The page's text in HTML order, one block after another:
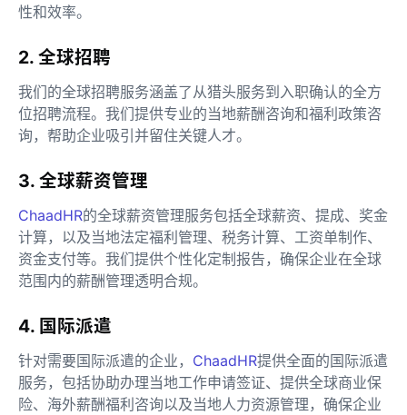
性和效率。
2. 全球招聘
我们的全球招聘服务涵盖了从猎头服务到入职确认的全方
位招聘流程。我们提供专业的当地薪酬咨询和福利政策咨
询，帮助企业吸引并留住关键人才。
3. 全球薪资管理
ChaadHR的全球薪资管理服务包括全球薪资、提成、奖金
计算，以及当地法定福利管理、税务计算、工资单制作、
资金支付等。我们提供个性化定制报告，确保企业在全球
范围内的薪酬管理透明合规。
4. 国际派遣
针对需要国际派遣的企业， ChaadHR提供全面的国际派遣
服务，包括协助办理当地工作申请签证、提供全球商业保
险、海外薪酬福利咨询以及当地人力资源管理，确保企业